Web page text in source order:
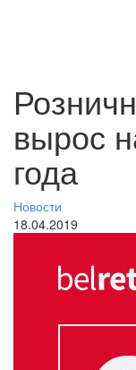
вырос
года
Новости
18.04.2019